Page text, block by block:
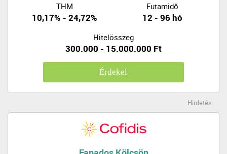
THM
10,17% - 24,72%
Futamidő
12 - 96 hó
Hitelösszeg
300.000 - 15.000.000 Ft
Érdekel
Hirdetés